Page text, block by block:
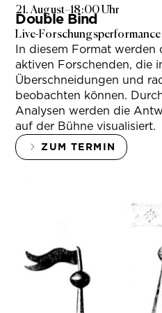
21. August–18:00 Uhr
Double Bind
Live-Forschungsperformance
In diesem Format werden
aktiven Forschenden, die
Überschneidungen und
beobachten können.
Analysen werden die
auf der Bühne visualisiert.
ZUM TERMIN